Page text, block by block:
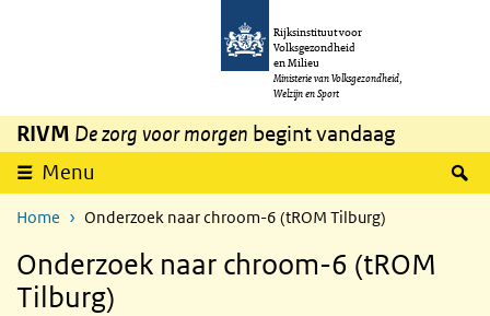
Overslaan en naar de inhoud gaan
Rijksinstituut voor
Volksgezondheid
en Milieu
Ministerie van Volksgezondheid,
Welzijn en Sport
RIVM De zorg voor morgen begint vandaag
Menu
Home Onderzoek naar chroom-6 (tROM Tilburg)
Onderzoek naar chroom-6 (tROM
Tilburg)